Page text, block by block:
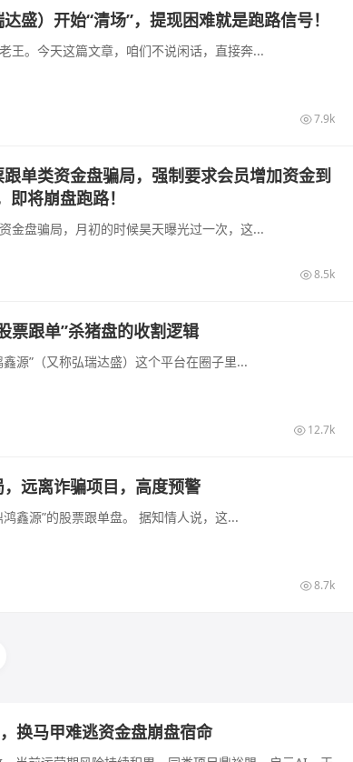
盛）开始“清场”，提现困难就是跑路信号！
王。今天这篇文章，咱们不说闲话，直接奔...
7.9k
单类资金盘骗局，强制要求会员增加资金到
将崩盘跑路！
金盘骗局，月初的时候昊天曝光过一次，这...
8.5k
票跟单”杀猪盘的收割逻辑
源”（又称弘瑞达盛）这个平台在圈子里...
12.7k
远离诈骗项目，高度预警
鑫源”的股票跟单盘。 据知情人说，这...
8.7k
换马甲难逃资金盘崩盘宿命